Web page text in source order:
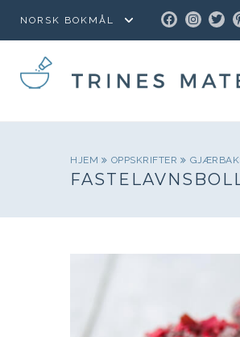
HJEM OPPSKRIFTER